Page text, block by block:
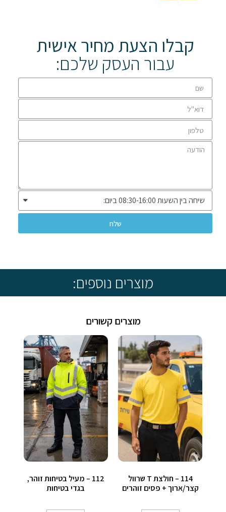
קבלו הצעת מחיר אישית
עבור העסק שלכם:
שלח
מוצרים נוספים:
מוצרים קשורים
114 – חולצת T שרוול
קצר/ארוך + פסים זוהרים
112 – מעיל בטיחות זוהר,
בגדי בטיחות